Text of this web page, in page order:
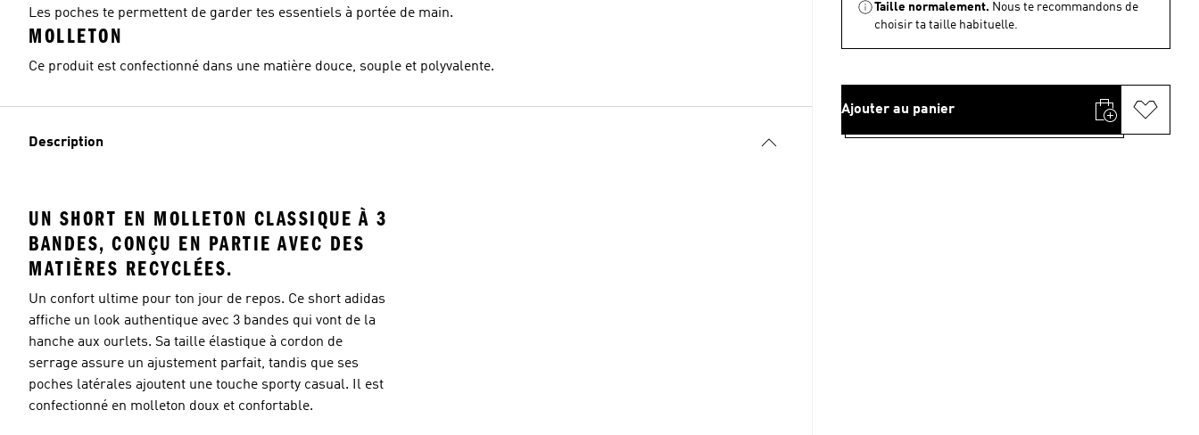
Les poches te permettent de garder tes essentiels à portée de main.
MOLLETON
Ce produit est confectionné dans une matière douce, souple et polyvalente.
Description
UN SHORT EN MOLLETON CLASSIQUE À 3
BANDES, CONÇU EN PARTIE AVEC DES
MATIÈRES RECYCLÉES.
Un confort ultime pour ton jour de repos. Ce short adidas
affiche un look authentique avec 3 bandes qui vont de la
hanche aux ourlets. Sa taille élastique à cordon de
serrage assure un ajustement parfait, tandis que ses
poches latérales ajoutent une touche sporty casual. Il est
confectionné en molleton doux et confortable.
Taille normalement. Nous te recommandons de
choisir ta taille habituelle.
Ajouter au panier